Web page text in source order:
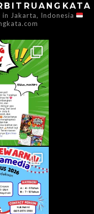
in Jakarta, Indonesia